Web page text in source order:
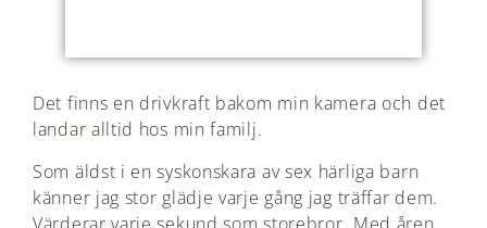
Det finns en drivkraft bakom min kamera och det
landar alltid hos min familj.
Som äldst i en syskonskara av sex härliga barn
känner jag stor glädje varje gång jag träffar dem.